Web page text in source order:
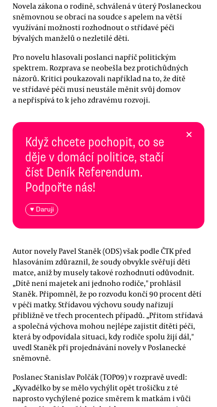
Novela zákona o rodině, schválená v úterý Poslaneckou
sněmovnou se obrací na soudce s apelem na větší
využívání možnosti rozhodnout o střídavé péči
bývalých manželů o nezletilé děti.
Pro novelu hlasovali poslanci napříč politickým
spektrem. Rozprava se neobešla bez protichůdných
názorů. Kritici poukazovali například na to, že dítě
ve střídavé péči musí neustále měnit svůj domov
a nepřispívá to k jeho zdravému rozvoji.
Když chcete pochopit, co se
děje v domácí politice, stačí
číst Deník Referendum.
Podpořte nás!
♥ Daruji
×
Autor novely Pavel Staněk (ODS) však podle ČTK před
hlasováním zdůraznil, že soudy obvykle svěřují děti
matce, aniž by musely takové rozhodnutí odůvodnit.
„Dítě není majetek ani jednoho rodiče," prohlásil
Staněk. Připomněl, že po rozvodu končí 90 procent dětí
v péči matky. Střídavou výchovu soudy nařizují
přibližně ve třech procentech případů. „Přitom střídavá
a společná výchova mohou nejlépe zajistit dítěti péči,
která by odpovídala situaci, kdy rodiče spolu žijí dál,"
uvedl Staněk při projednávání novely v Poslanecké
sněmovně.
Poslanec Stanislav Polčák (TOP09) v rozpravě uvedl:
„Kyvadélko by se mělo vychýlit opět trošičku z té
naprosto vychýlené pozice směrem k matkám i vůči